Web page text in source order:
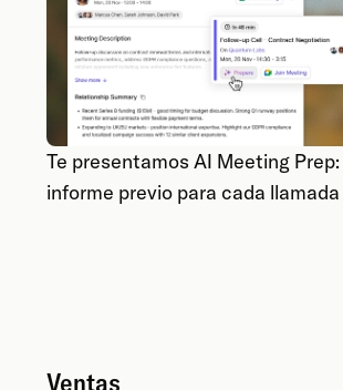
Te presentamos AI Meeting
informe previo para cada llamada
Ventas